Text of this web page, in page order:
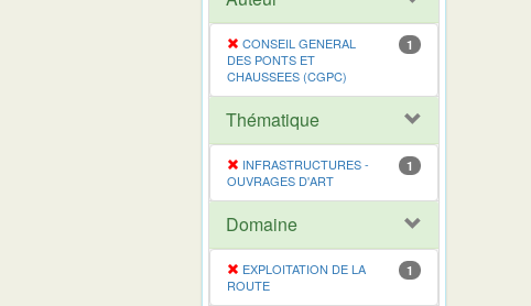
CONSEIL GENERAL
DES PONTS ET
CHAUSSEES (CGPC)
1
Thématique
INFRASTRUCTURES -
OUVRAGES D'ART
1
Domaine
EXPLOITATION DE LA
ROUTE
1